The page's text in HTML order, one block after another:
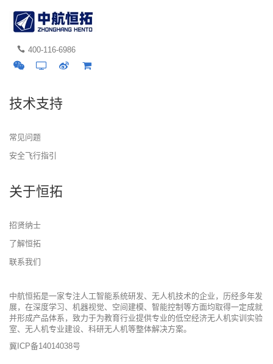
400-116-6986
技术支持
常见问题
安全飞行指引
关于恒拓
招贤纳士
了解恒拓
联系我们
中航恒拓是一家专注人工智能系统研发、无人机技术的企业，历经多年发
展，在深度学习、机器视觉、空间建模、智能控制等方面均取得一定成就
并形成产品体系，致力于为教育行业提供专业的低空经济无人机实训实验
室、无人机专业建设、科研无人机等整体解决方案。
冀ICP备14014038号